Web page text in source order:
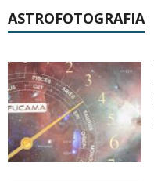
ASTROFOTOGRAFIA